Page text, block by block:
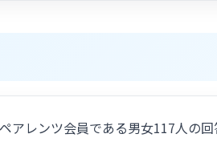
アレンツ会員である男女117人の回